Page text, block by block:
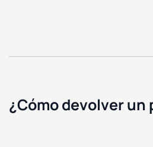
¿Cómo devolver un